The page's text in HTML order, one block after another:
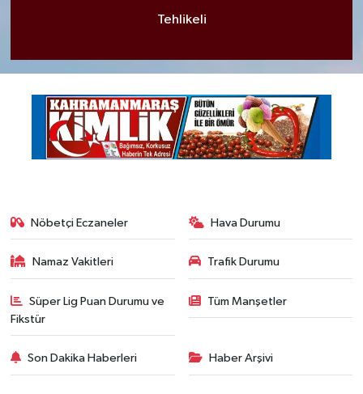
Tehlikeli
Nöbetçi Eczaneler Hava Durumu
Namaz Vakitleri Trafik Durumu
Süper Lig Puan Durumu ve
Fikstür
Tüm Manşetler
Son Dakika Haberleri Haber Arşivi